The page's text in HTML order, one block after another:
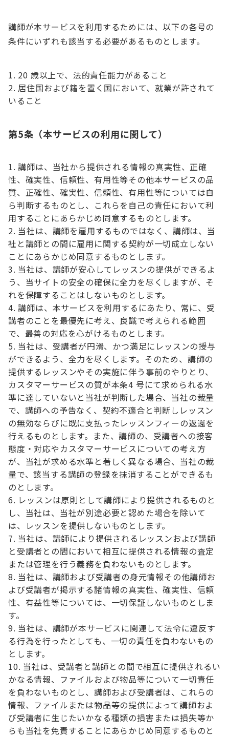
講師が本サービスを利用するためには、以下の各号の
条件にいずれも該当する必要があるものとします。
20 歳以上で、法的責任能力があること
居住国および籍を置く国において、就業が許されて
いること
第5条（本サービスの利用に関して）
講師は、当社から提供される情報の真実性、正確
性、確実性、信頼性、有用性等その他本サービスの品
質、正確性、確実性、信頼性、有用性等については自
ら判断するものとし、これらを自己の責任において利
用することにあらかじめ同意するものとします。
当社は、講師を雇用するものではなく、講師は、当
社と講師との間に雇用に関する契約が一切成立しない
ことにあらかじめ同意するものとします。
当社は、講師が安心してレッスンの提供ができるよ
う、当サイトの安全の確保に全力を尽くしますが、そ
れを保障することはしないものとします。
講師は、本サービスを利用するにあたり、常に、受
講者のことを最優先に考え、良識で考えられる範囲
で、最善の対応を心がけるものとします。
当社は、受講者が円滑、かつ満足にレッスンの授与
ができるよう、全力を尽くします。そのため、講師の
提供するレッスンやその実施に伴う事前のやりとり、
カスタマーサービスの質が本条4 号にて求められる水
準に達していないと当社が判断した場合、当社の裁量
で、講師への予告なく、契約不適合と判断しレッスン
の無効ならびに既に支払ったレッスンフィーの返還を
行えるものとします。また、講師の、受講者への接客
態度・対応やカスタマーサービスについての考え方
が、当社が求める水準と著しく異なる場合、当社の裁
量で、該当する講師の登録を抹消することができるも
のとします。
レッスンは原則として講師により提供されるものと
し、当社は、当社が別途必要と認めた場合を除いて
は、レッスンを提供しないものとします。
当社は、講師により提供されるレッスンおよび講師
と受講者との間において相互に提供される情報の査定
または管理を行う義務を負わないものとします。
当社は、講師および受講者の身元情報その他講師お
よび受講者が掲示する諸情報の真実性、確実性、信頼
性、有益性等については、一切保証しないものとしま
す。
当社は、講師が本サービスに関連して法令に違反す
る行為を行ったとしても、一切の責任を負わないもの
とします。
当社は、受講者と講師との間で相互に提供されるい
かなる情報、ファイルおよび物品等について一切責任
を負わないものとし、講師および受講者は、これらの
情報、ファイルまたは物品等の提供によって講師およ
び受講者に生じたいかなる種類の損害または損失等か
らも当社を免責することにあらかじめ同意するものと